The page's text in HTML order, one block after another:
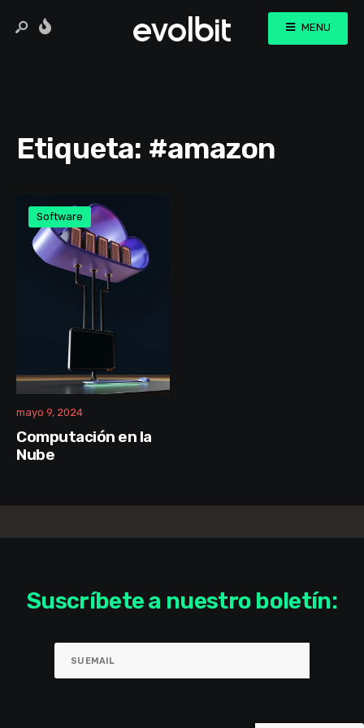
MENU
Etiqueta: #amazon
Software
mayo 9, 2024
Computación en la
Nube
Suscríbete a nuestro boletín: